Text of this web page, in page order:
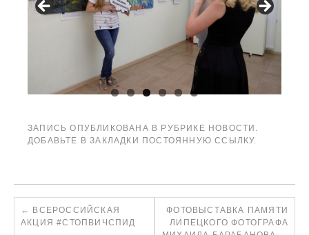
ЗАПИСЬ ОПУБЛИКОВАНА В РУБРИКЕ НОВОСТИ .
ДОБАВЬТЕ В ЗАКЛАДКИ
ПОСТОЯННУЮ ССЫЛКУ.
←
ВСЕРОССИЙСКАЯ
АКЦИЯ #СТОПВИЧСПИД
ФОТОВЫСТАВКА ПАМЯТИ
ЛИПЕЦКОГО ФОТОГРАФА